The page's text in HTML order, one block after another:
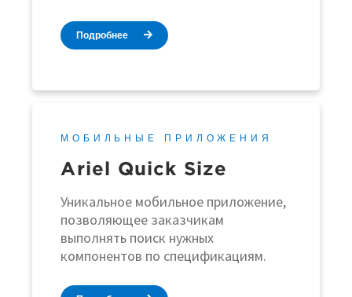
Подробнее
Ariel Quick Size
МОБИЛЬНЫЕ ПРИЛОЖЕНИЯ
Уникальное мобильное приложение,
позволяющее заказчикам
выполнять поиск нужных
компонентов по спецификациям.